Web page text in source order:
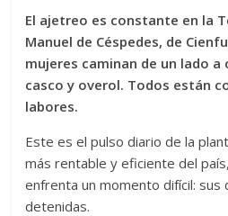
El ajetreo es constante en la
Manuel de Céspedes, de
mujeres caminan de un lado
casco y overol. Todos están
labores.
Este es el pulso diario de la
más rentable y eficiente del
enfrenta un momento difícil: sus
detenidas.